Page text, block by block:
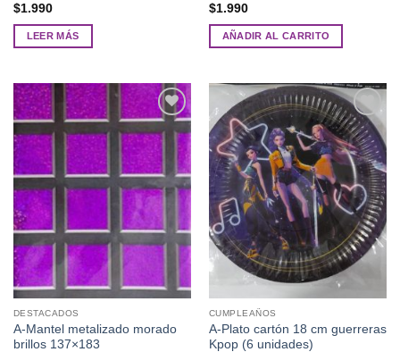
$1.990
LEER MÁS
$1.990
AÑADIR AL CARRITO
Añadir
a la
lista de
deseos
DESTACADOS
A-Mantel metalizado morado
brillos 137×183
Añadir
a la
lista de
deseos
CUMPLEAÑOS
A-Plato cartón 18 cm guerreras
Kpop (6 unidades)